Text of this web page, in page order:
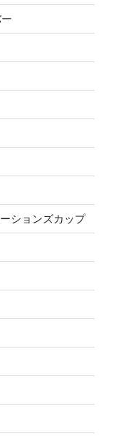
ションズカップ